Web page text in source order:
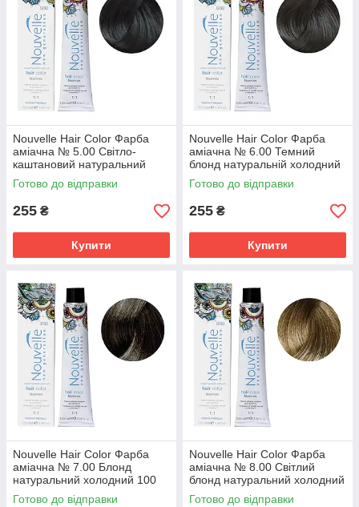
Nouvelle Hair Color Фарба
аміачна № 5.00 Світло-
каштановий натуральний
холодний 100 мл
Готово до відправки
255 ₴
Купити
Nouvelle Hair Color Фарба
аміачна № 6.00 Темний
блонд натуральній холодний
100 мл.
Готово до відправки
255 ₴
Купити
Nouvelle Hair Color Фарба
аміачна № 7.00 Блонд
натуральний холодний 100
мл.
Готово до відправки
Nouvelle Hair Color Фарба
аміачна № 8.00 Світлий
блонд натуральний холодний
100 мл.
Готово до відправки